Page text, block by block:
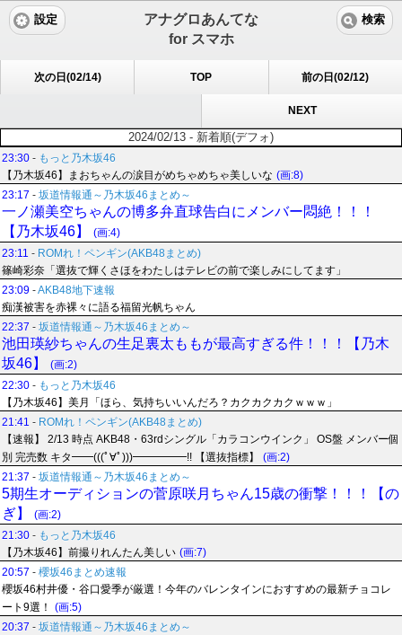
アナグロあんてな
for スマホ
設定 検索
次の日(02/14) TOP 前の日(02/12)
NEXT
2024/02/13 - 新着順(デフォ)
23:30 - もっと乃木坂46
【乃木坂46】まおちゃんの涙目がめちゃめちゃ美しいな (画:8)
23:17 - 坂道情報通～乃木坂46まとめ～
一ノ瀬美空ちゃんの博多弁直球告白にメンバー悶絶！！！
【乃木坂46】
(画:4)
23:11 - ROMれ！ペンギン(AKB48まとめ)
篠崎彩奈「選抜で輝くさほをわたしはテレビの前で楽しみにしてます」
23:09 -AKB48地下速報
痴漢被害を赤裸々に語る福留光帆ちゃん
22:37 - 坂道情報通～乃木坂46まとめ～
池田瑛紗ちゃんの生足裏太ももが最高すぎる件！！！【乃木
坂46】
(画:2)
22:30 - もっと乃木坂46
【乃木坂46】美月「ほら、気持ちいいんだろ？カクカクカクｗｗｗ」
21:41 - ROMれ！ペンギン(AKB48まとめ)
【速報】 2/13 時点 AKB48・63rdシングル「カラコンウインク」 OS盤 メンバー個
別 完売数 キタ━━(((ﾟ∀ﾟ)))━━━━━!! 【選抜指標】
(画:2)
21:37 - 坂道情報通～乃木坂46まとめ～
5期生オーディションの菅原咲月ちゃん15歳の衝撃！！！【の
ぎ】
(画:2)
21:30 - もっと乃木坂46
【乃木坂46】前撮りれんたん美しい (画:7)
20:57 - 櫻坂46まとめ速報
櫻坂46村井優・谷口愛季が厳選！今年のバレンタインにおすすめの最新チョコレ
ート9選！
(画:5)
20:37 - 坂道情報通～乃木坂46まとめ～